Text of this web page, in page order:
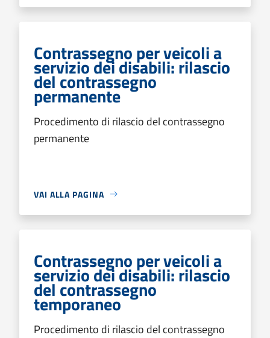
Contrassegno per veicoli a
servizio dei disabili: rilascio
del contrassegno
permanente
Procedimento di rilascio del contrassegno
permanente
VAI ALLA PAGINA
Contrassegno per veicoli a
servizio dei disabili: rilascio
del contrassegno
temporaneo
Procedimento di rilascio del contrassegno